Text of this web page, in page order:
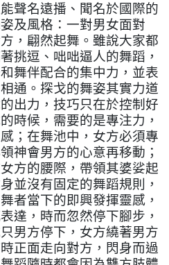
聲名遠播、聞名於國際的
及風格：一對男女面對
，翩然起舞。雖說大家都
挑逗、咄咄逼人的舞蹈，
舞伴配合的集中力，並表
通。探戈的舞姿其實力道
出力，技巧只在於控制好
時候，需要的是專注力，
；在舞池中，女方必須專
神會男方的心意再移動；
方的腰際，帶領其婆娑起
並沒有固定的舞蹈規則，
者當下的即興發揮靈感，
達，時而忽然停下腳步，
男方停下，女方繞著男方
正面走向對方，閃身而過